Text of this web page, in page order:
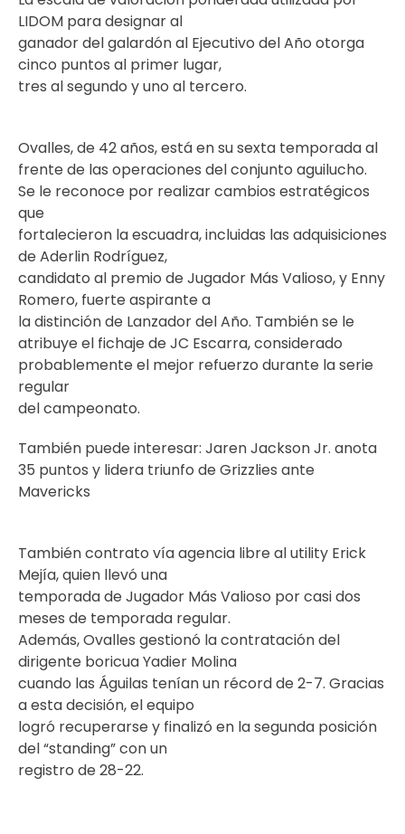
LIDOM para designar al
ganador del galardón al Ejecutivo del Año otorga
cinco puntos al primer lugar,
tres al segundo y uno al tercero.
Ovalles, de 42 años, está en su sexta temporada al
frente de las operaciones del conjunto aguilucho.
Se le reconoce por realizar cambios estratégicos
que
fortalecieron la escuadra, incluidas las adquisiciones
de Aderlin Rodríguez,
candidato al premio de Jugador Más Valioso, y Enny
Romero, fuerte aspirante a
la distinción de Lanzador del Año. También se le
atribuye el fichaje de JC Escarra, considerado
probablemente el mejor refuerzo durante la serie
regular
del campeonato.
También puede interesar: Jaren Jackson Jr. anota
35 puntos y lidera triunfo de Grizzlies ante
Mavericks
También contrato vía agencia libre al utility Erick
Mejía, quien llevó una
temporada de Jugador Más Valioso por casi dos
meses de temporada regular.
Además, Ovalles gestionó la contratación del
dirigente boricua Yadier Molina
cuando las Águilas tenían un récord de 2-7. Gracias
a esta decisión, el equipo
logró recuperarse y finalizó en la segunda posición
del “standing” con un
registro de 28-22.